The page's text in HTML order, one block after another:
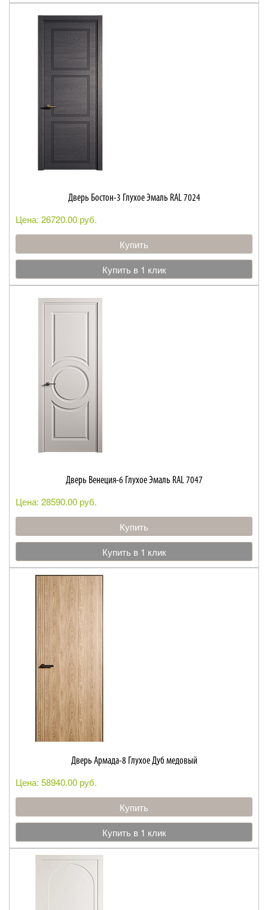
Дверь Бостон-3 Глухое Эмаль RAL 7024
Цена: 26720.00 руб.
Купить
Купить в 1 клик
Дверь Венеция-6 Глухое Эмаль RAL 7047
Цена: 28590.00 руб.
Купить
Купить в 1 клик
Дверь Армада-8 Глухое Дуб медовый
Цена: 58940.00 руб.
Купить
Купить в 1 клик